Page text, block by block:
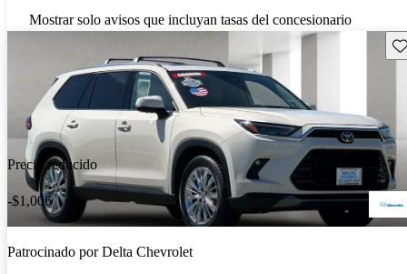
Mostrar solo avisos que incluyan tasas del concesionario
Precio reducido
-$1,006
Patrocinado porDelta Chevrolet